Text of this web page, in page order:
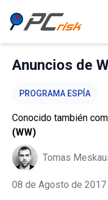
Anuncios de
PROGRAMA ESPÍA
Conocido también
(WW)
Tomas
08 de Agosto de 2017